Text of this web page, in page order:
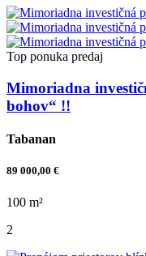
Top ponuka predaj
Mimoriadna
bohov“ !!
Tabanan
89 000,00 €
100 m²
2